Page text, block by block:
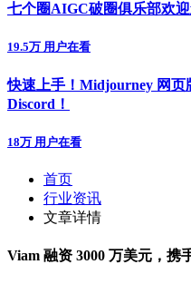
七个圈AIGC破圈俱乐部欢迎
19.5万 用户在看
快速上手！Midjourney 网
Discord！
18万 用户在看
首页
行业资讯
文章详情
Viam 融资 3000 万美元，携